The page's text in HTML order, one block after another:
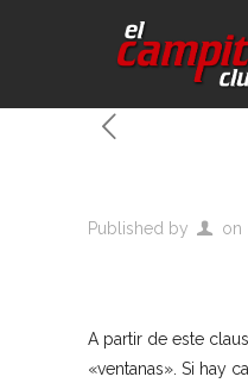
Published by on
A partir de este
«ventanas». Si hay